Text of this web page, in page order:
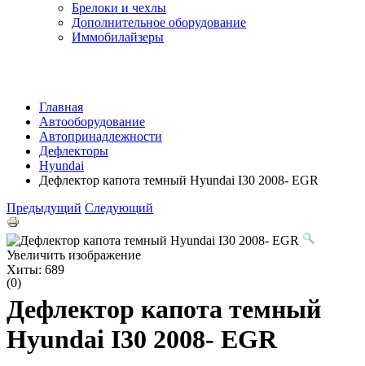
Брелоки и чехлы
Дополнительное оборудование
Иммобилайзеры
Главная
Автооборудование
Автопринадлежности
Дефлекторы
Hyundai
Дефлектор капота темный Hyundai I30 2008- EGR
Предыдущий Следующий
Увеличить изображение
Хиты: 689
(0)
Дефлектор капота темный
Hyundai I30 2008- EGR